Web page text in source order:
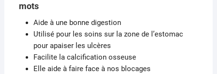
mots
Aide à une bonne digestion
Utilisé pour les soins sur la zone de l’estomac
pour apaiser les ulcères
Facilite la calcification osseuse
E lle aide à faire face à nos blocages